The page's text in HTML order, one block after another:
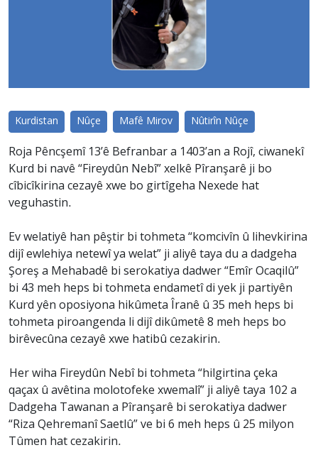
Kurdistan Nûçe Mafê Mirov Nûtirîn Nûçe
Roja Pêncşemî 13’ê Befranbar a 1403’an a Rojî, ciwanekî
Kurd bi navê “Fireydûn Nebî” xelkê Pîranşarê ji bo
cîbicîkirina cezayê xwe bo girtîgeha Nexede hat
veguhastin.
Ev welatiyê han pêştir bi tohmeta “komcivîn û lihevkirina
dijî ewlehiya netewî ya welat” ji aliyê taya du a dadgeha
Şoreş a Mehabadê bi serokatiya dadwer “Emîr Ocaqilû”
bi 43 meh heps bi tohmeta endametî di yek ji partiyên
Kurd yên oposiyona hikûmeta Îranê û 35 meh heps bi
tohmeta piroangenda li dijî dikûmetê 8 meh heps bo
birêvecûna cezayê xwe hatibû cezakirin.
Her wiha Fireydûn Nebî bi tohmeta “hilgirtina çeka
qaçax û avêtina molotofeke xwemalî” ji aliyê taya 102 a
Dadgeha Tawanan a Pîranşarê bi serokatiya dadwer
“Riza Qehremanî Saetlû” ve bi 6 meh heps û 25 milyon
Tûmen hat cezakirin.